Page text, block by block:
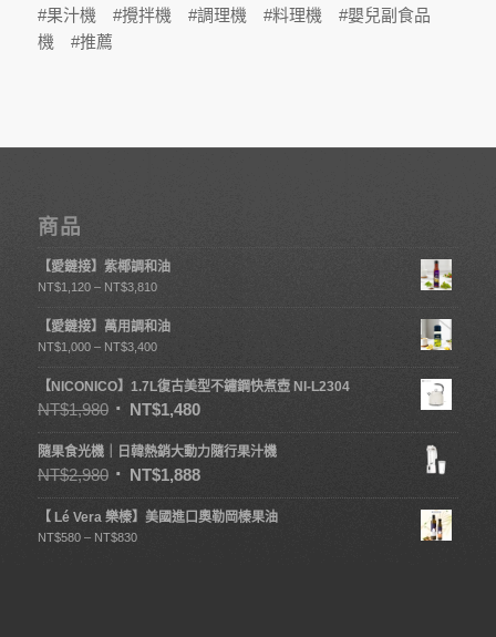
#果汁機 #攪拌機 #調理機 #料理機 #嬰兒副食品
機 #推薦
商品
【愛鏈接】紫椰調和油
NT$1,120 – NT$3,810
【愛鏈接】萬用調和油
NT$1,000 – NT$3,400
【NICONICO】1.7L復古美型不鏽鋼快煮壺 NI-L2304
NT$1,980 NT$1,480
隨果食光機｜日韓熱銷大動力隨行果汁機
NT$2,980 NT$1,888
【 Lé Vera 樂榛】美國進口奧勒岡榛果油
NT$580 – NT$830